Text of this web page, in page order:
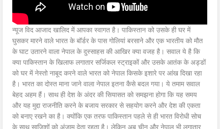
न्यूज विद आजाद खालिद में आपका स्वागत है। पाकिस्तान को उसके ही घर में
घुसकर मारने वाले भारत के बॉर्डर के पास गोलियां बरसाने और एक भारतीय को मौत
के घाट उतारने वाला नेपाल के दुस्साहस की आखिर क्या वजह है। सवाल ये है कि
क्या पाकिस्तान के खिलाफ लगातार सर्जिकल स्ट्राइकों और उसके आतंक के अड्डों
को घर में नेस्तो नाबूद करने वाले भारत को नेपाल किसके इशारे पर आंख दिखा रहा
है। भारत का दोस्त माना जाने वाला नेपाल इतना कैसे बदल गया। ये तमाम सवाल
बेहद अहम हैं। साथ ही देश के अंदर की सियासत को समझना होगा कि यह समय
और यह मुद्दा राजनीति करने के बजाय सरकार से सहयोग करने और देश की एकता
को बनाए रखने का है। क्योंकि एक तरफ पाकिस्तान पहले से ही भारत विरोधी सोच
के साथ साजिशों को अंजाम देता रहता है। लेकिन अब चीन और नेपाल भी लगातार